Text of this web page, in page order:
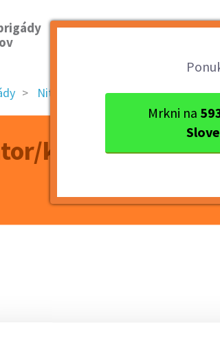
Mrkni na
Nitriansky kraj Ok. Nitra
ka